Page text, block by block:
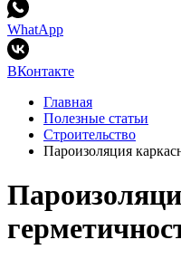
WhatApp
ВКонтакте
Главная
Полезные статьи
Строительство
Пароизоляция